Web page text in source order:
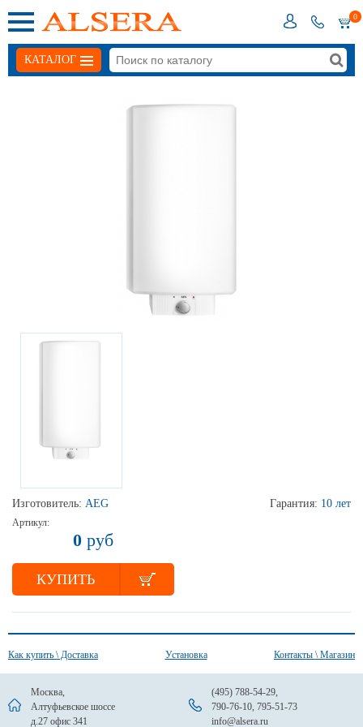
0
КАТАЛОГ
Изготовитель: AEG Гарантия: 10 лет
Артикул:
0 руб
КУПИТЬ
Как купить \ Доставка Установка Контакты \ Магазин
Москва,
Алтуфьевское шоссе
д.27 офис 341
(495) 788-54-29,
790-76-10, 795-51-73
info@alsera.ru